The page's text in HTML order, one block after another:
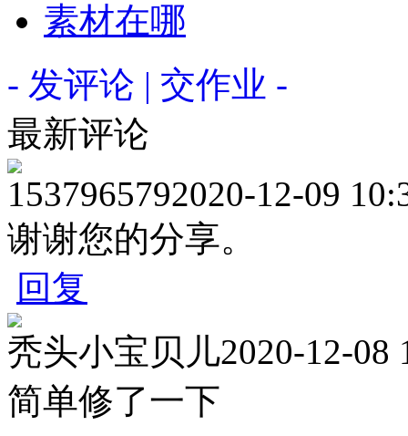
素材在哪
- 发评论 | 交作业 -
最新评论
1537965792020-12-09
谢谢您的分享。
回复
秃头小宝贝儿2020-12-08
简单修了一下